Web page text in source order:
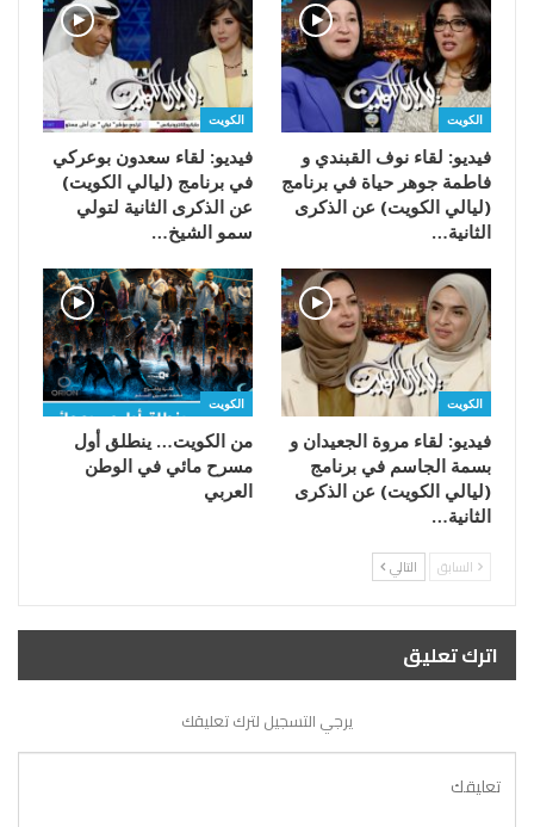
الكويت
فيديو: لقاء نوف القبندي و
فاطمة جوهر حياة في برنامج
(ليالي الكويت) عن الذكرى
الثانية…
الكويت
فيديو: لقاء سعدون بوعركي
في برنامج (ليالي الكويت)
عن الذكرى الثانية لتولي
سمو الشيخ…
الكويت
فيديو: لقاء مروة الجعيدان و
بسمة الجاسم في برنامج
(ليالي الكويت) عن الذكرى
الثانية…
الكويت
من الكويت… ينطلق أول
مسرح مائي في الوطن
العربي
السابق التالي
اترك تعليق
يرجي التسجيل لترك تعليقك